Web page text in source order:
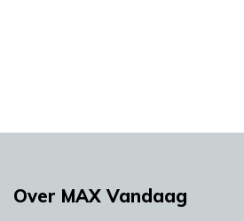
Over MAX Vandaag